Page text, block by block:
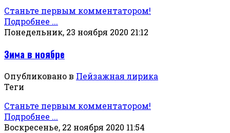
Станьте первым комментатором!
Подробнее ...
Понедельник, 23 ноября 2020 21:12
Зима в ноябре
Опубликовано в Пейзажная лирика
Теги
Станьте первым комментатором!
Подробнее ...
Воскресенье, 22 ноября 2020 11:54